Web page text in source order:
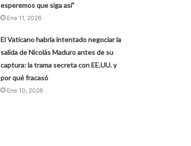
esperemos que siga así"
Ene 11, 2026
El Vaticano habría intentado negociar la
salida de Nicolás Maduro antes de su
captura: la trama secreta con EE.UU. y
por qué fracasó
Ene 10, 2026